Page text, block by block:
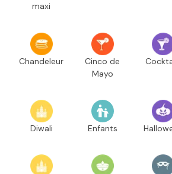
maxi
Chandeleur
Cinco de
Mayo
Diwali Enfants